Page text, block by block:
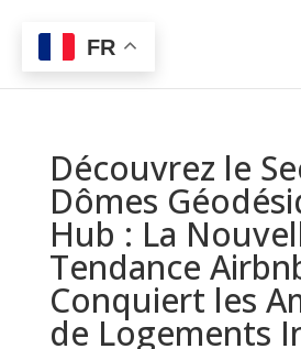
Découvrez le
Dômes
Hub : La
Tendance
Conquiert les
de Logements
FR